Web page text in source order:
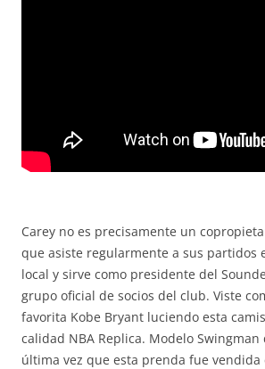
Carey no es precisamente un
que asiste regularmente a sus partidos
local y sirve como presidente del
grupo oficial de socios del club. Viste
favorita Kobe Bryant luciendo esta
calidad NBA Replica. Modelo Swingman
última vez que esta prenda fue vendida